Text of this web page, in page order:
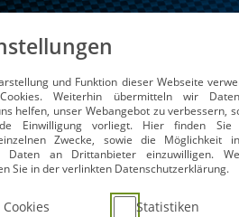
Medien / Service Kalender 34.
DMV
und Funktion dieser Webseite
Weiterhin übermitteln wir
helfen, unser Webangebot zu verbessern,
Einwilligung vorliegt. Hier finden Sie
Zwecke, sowie die Möglichkeit
Daten an Drittanbieter einzuwilligen.
Sie in der verlinkten Datenschutzerklärung.
Statistiken